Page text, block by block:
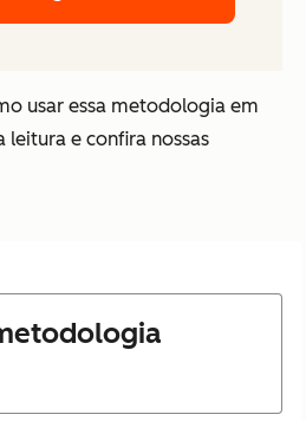
usar essa metodologia em
leitura e confira nossas